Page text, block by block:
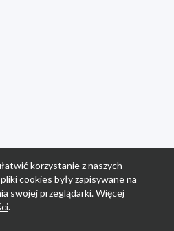
korzystanie z naszych
cookies były zapisywane na
swojej przeglądarki. Więcej
.